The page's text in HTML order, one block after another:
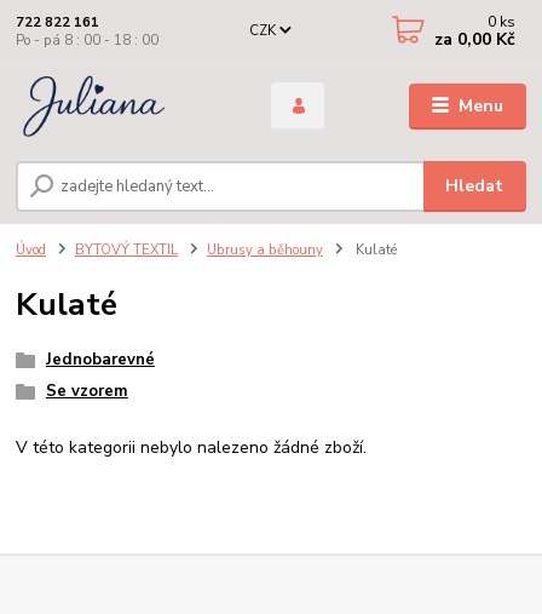
Menu
CZK
Hledat
722 822 161
Po - pá 8 : 00 - 18 : 00
0 ks
za 0,00 Kč
Úvod BYTOVÝ TEXTIL Ubrusy a běhouny Kulaté
Kulaté
Jednobarevné
Se vzorem
V této kategorii nebylo nalezeno žádné zboží.